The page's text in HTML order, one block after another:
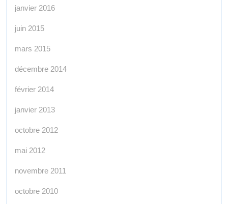
janvier 2016
juin 2015
mars 2015
décembre 2014
février 2014
janvier 2013
octobre 2012
mai 2012
novembre 2011
octobre 2010